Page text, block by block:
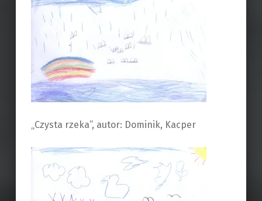
„Czysta rzeka”, autor: Dominik, Kacper